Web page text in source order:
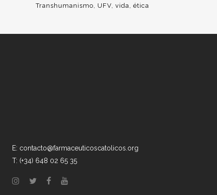
Transhumanismo
UFV vida ética
E: contacto@farmaceuticoscatolicos.org
T: (+34) 648 02 65 35